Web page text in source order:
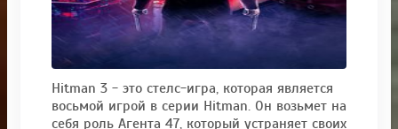
Hitman 3 - это стелс-игра, которая является
восьмой игрой в серии Hitman. Он возьмет на
себя роль Агента 47, который устраняет своих